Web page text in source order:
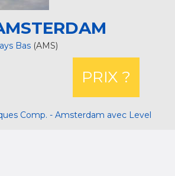
Bas (AMS)
PRIX ?
Comp. - Amsterdam avec Level